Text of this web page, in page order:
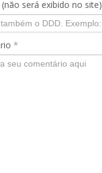
será exibido no site)
*